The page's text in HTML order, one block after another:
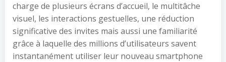
charge de plusieurs écrans d’accueil, le multitâche
visuel, les interactions gestuelles, une réduction
significative des invites mais aussi une familiarité
grâce à laquelle des millions d’utilisateurs savent
instantanément utiliser leur nouveau smartphone